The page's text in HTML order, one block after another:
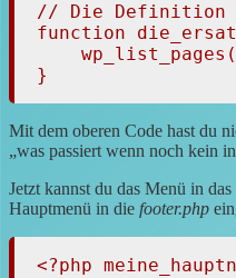
// Die Definition
function
}
Mit dem oberen Code hast du
was passiert wenn noch kein
Jetzt kannst du das Menü in
Hauptmenü in die footer.php
<?php